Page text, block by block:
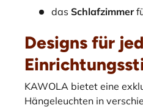
das Schlafzimmer
Designs für
KAWOLA bietet eine
Hängeleuchten in